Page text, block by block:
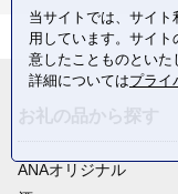
ANAオリジナル
当サイトでは、サイ
用しています。サイ
意したことものといた
詳細についてはプライ